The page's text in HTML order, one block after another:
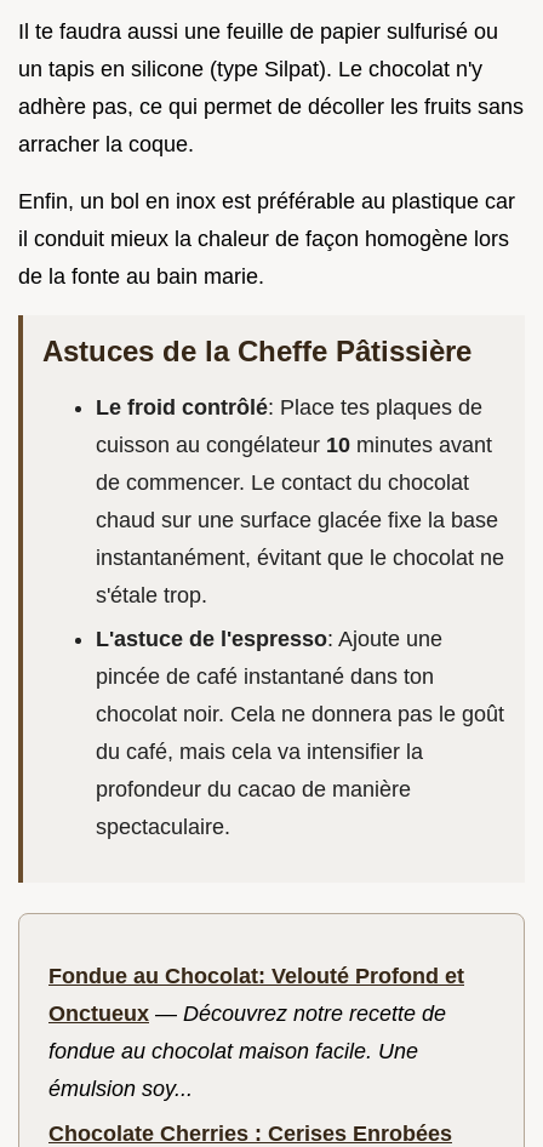
Il te faudra aussi une feuille de papier sulfurisé ou
un tapis en silicone (type Silpat). Le chocolat n'y
adhère pas, ce qui permet de décoller les fruits sans
arracher la coque.
Enfin, un bol en inox est préférable au plastique car
il conduit mieux la chaleur de façon homogène lors
de la fonte au bain marie.
Astuces de la Cheffe Pâtissière
Le froid contrôlé: Place tes plaques de
cuisson au congélateur 10 minutes avant
de commencer. Le contact du chocolat
chaud sur une surface glacée fixe la base
instantanément, évitant que le chocolat ne
s'étale trop.
L'astuce de l'espresso: Ajoute une
pincée de café instantané dans ton
chocolat noir. Cela ne donnera pas le goût
du café, mais cela va intensifier la
profondeur du cacao de manière
spectaculaire.
Fondue au Chocolat: Velouté Profond et
Onctueux — Découvrez notre recette de
fondue au chocolat maison facile. Une
émulsion soy...
Chocolate Cherries : Cerises Enrobées